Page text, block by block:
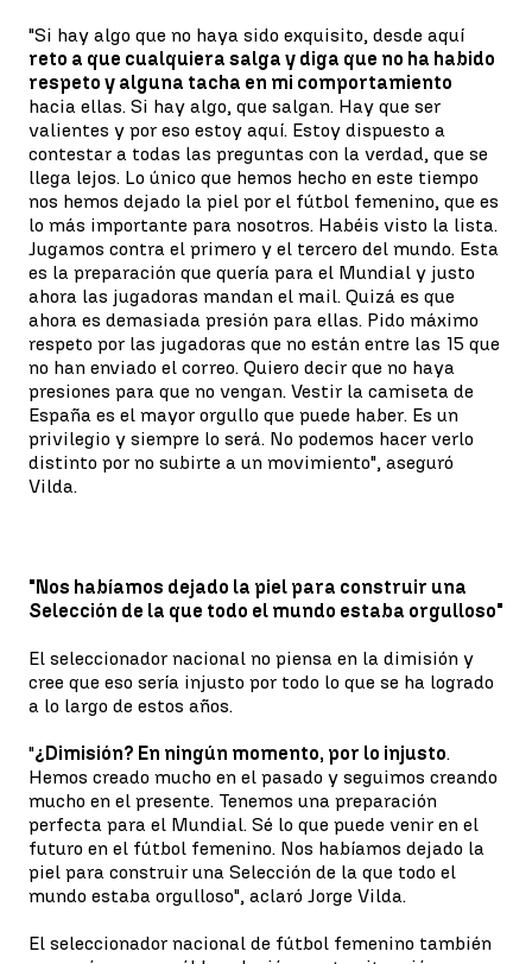
"Si hay algo que no haya sido exquisito, desde aquí
reto a que cualquiera salga y diga que no ha habido
respeto y alguna tacha en mi comportamiento
hacia ellas. Si hay algo, que salgan. Hay que ser
valientes y por eso estoy aquí. Estoy dispuesto a
contestar a todas las preguntas con la verdad, que se
llega lejos. Lo único que hemos hecho en este tiempo
nos hemos dejado la piel por el fútbol femenino, que es
lo más importante para nosotros. Habéis visto la lista.
Jugamos contra el primero y el tercero del mundo. Esta
es la preparación que quería para el Mundial y justo
ahora las jugadoras mandan el mail. Quizá es que
ahora es demasiada presión para ellas. Pido máximo
respeto por las jugadoras que no están entre las 15 que
no han enviado el correo. Quiero decir que no haya
presiones para que no vengan. Vestir la camiseta de
España es el mayor orgullo que puede haber. Es un
privilegio y siempre lo será. No podemos hacer verlo
distinto por no subirte a un movimiento", aseguró
Vilda.
"Nos habíamos dejado la piel para construir una
Selección de la que todo el mundo estaba orgulloso"
El seleccionador nacional no piensa en la dimisión y
cree que eso sería injusto por todo lo que se ha logrado
a lo largo de estos años.
"¿Dimisión? En ningún momento, por lo injusto.
Hemos creado mucho en el pasado y seguimos creando
mucho en el presente. Tenemos una preparación
perfecta para el Mundial. Sé lo que puede venir en el
futuro en el fútbol femenino. Nos habíamos dejado la
piel para construir una Selección de la que todo el
mundo estaba orgulloso", aclaró Jorge Vilda.
El seleccionador nacional de fútbol femenino también